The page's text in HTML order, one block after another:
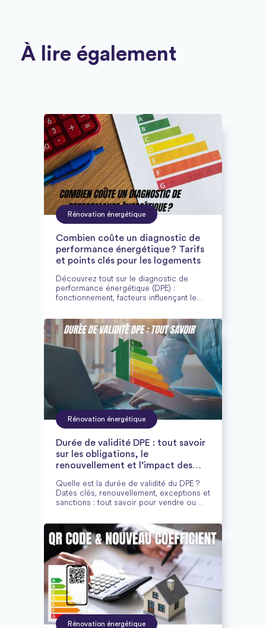
À lire également
Rénovation énergétique
Combien coûte un diagnostic de
performance énergétique ? Tarifs
et points clés pour les logements
Découvrez tout sur le diagnostic de
performance énergétique (DPE) :
fonctionnement, facteurs influençant le
Rénovation énergétique
Durée de validité DPE : tout savoir
sur les obligations, le
renouvellement et l’impact des
Quelle est la durée de validité du DPE ?
Dates clés, renouvellement, exceptions et
sanctions : tout savoir pour vendre ou
Rénovation énergétique